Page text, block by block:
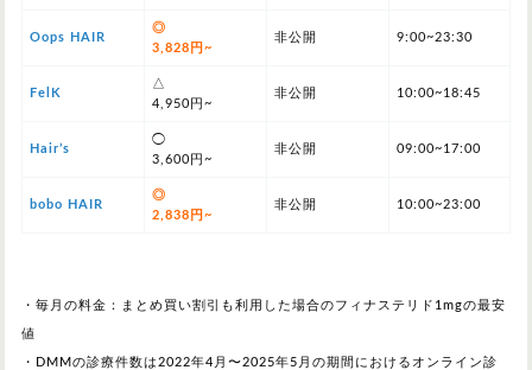
Oops HAIR
◎
3,828円~
非公開 9:00~23:30
FelK
△
4,950円~
非公開 10:00~18:45
Hair’s
◯
3,600円~
非公開 09:00~17:00
bobo HAIR
◎
2,838円~
非公開 10:00~23:00
・毎月の料金：まとめ買い割引も利用した場合のフィナステリド1mgの最安
値
・DMMの診療件数は2022年4月〜2025年5月の期間におけるオンライン診